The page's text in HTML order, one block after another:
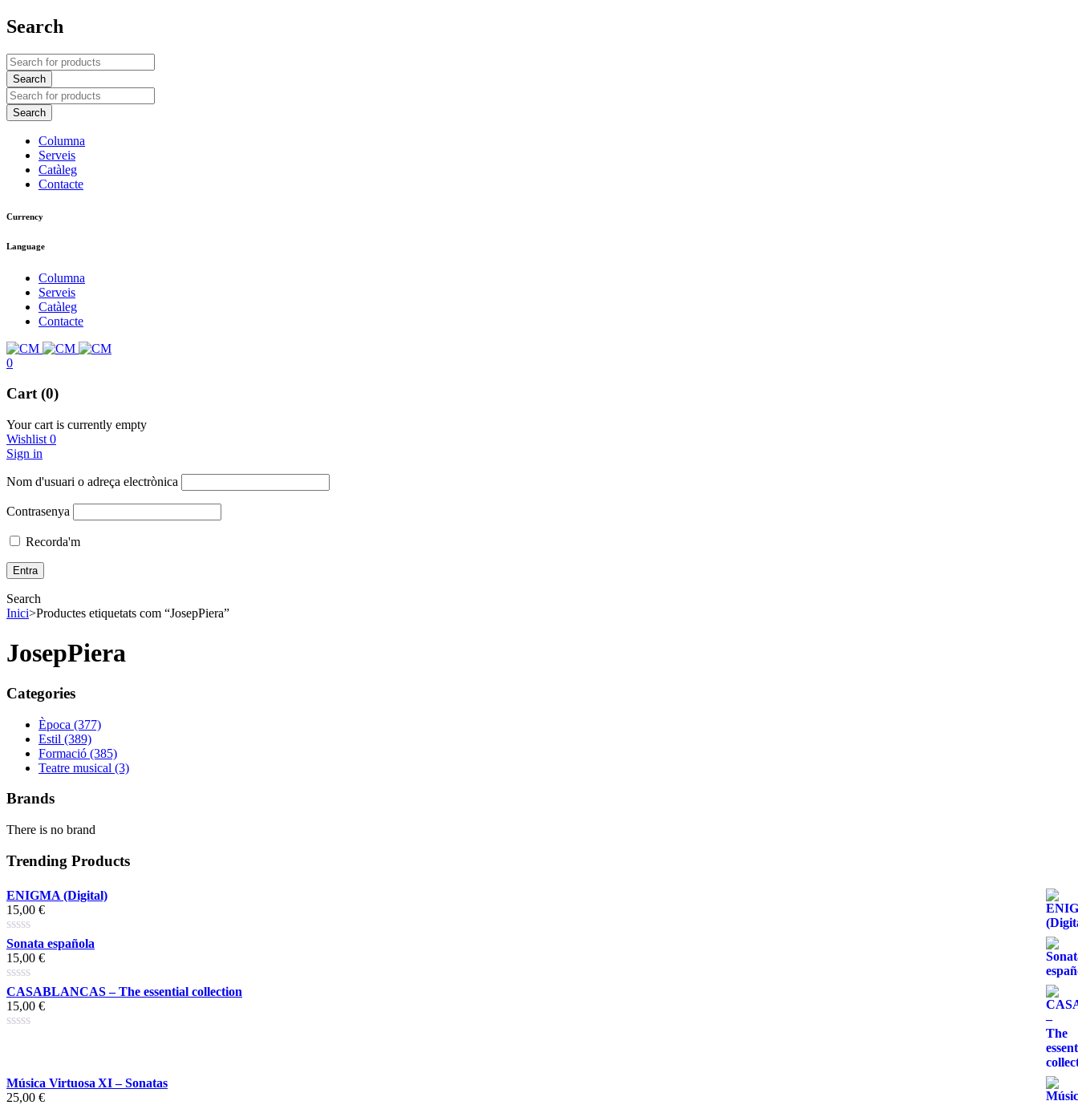
Search
Columna
Serveis
Catàleg
Contacte
Currency
Language
Columna
Serveis
Catàleg
Contacte
0
Cart (0)
Your cart is currently empty
Wishlist 0
Sign in
Nom d'usuari o adreça electrònica
Contrasenya
Recorda'm
Search
Inici>Productes etiquetats com “JosepPiera”
JosepPiera
Categories
Època (377)
Estil (389)
Formació (385)
Teatre musical (3)
Brands
There is no brand
Trending Products
ENIGMA (Digital)
15,00 €
Sonata española
15,00 €
CASABLANCAS – The essential collection
15,00 €
Música Virtuosa XI – Sonatas
25,00 €